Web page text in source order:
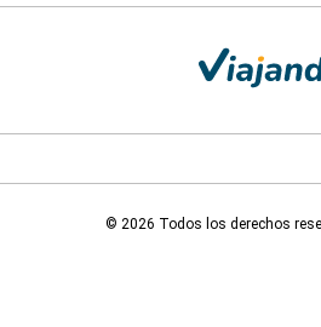
© 2026 Todos los derechos